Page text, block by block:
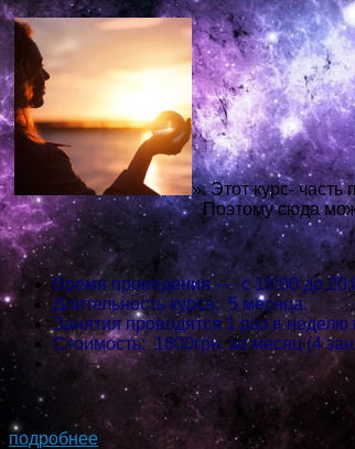
». Этот курс-
Поэтому сюда
Время проведения — с 18:00 до
Длительность курса: 5 месяца.
Занятия проводятся 1 раз в неделю
Стоимость: 1600грн. за месяц (4
подробнее